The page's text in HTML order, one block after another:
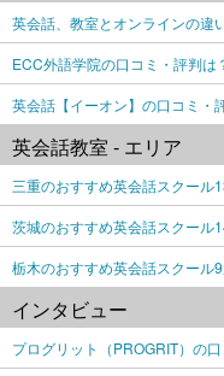
英会話、教室とオンラインの違
ECC外語学院の口コミ・評判
英会話【イーオン】の口コミ・
英会話教室 - エリア
三重のおすすめ英会話スクール
茨城のおすすめ英会話スクール
栃木のおすすめ英会話スクール
インタビュー
プログリット（PROGRIT）の